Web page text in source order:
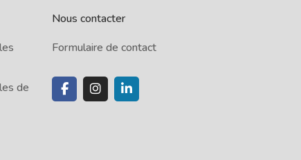
de
Nous contacter
Formulaire de contact